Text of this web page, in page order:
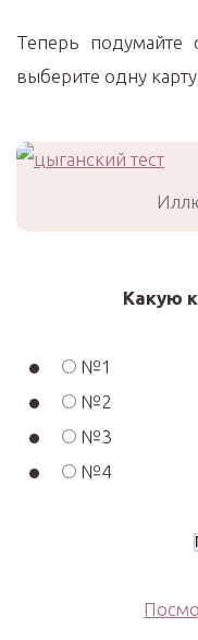
Теперь
выберите одну
Какую
№1
№2
№3
№4